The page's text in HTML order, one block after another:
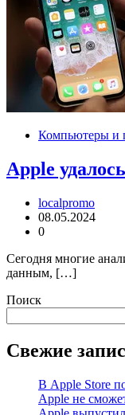
Компьютеры и
Apple
localpromo
08.05.2024
0
Сегодня многие
данным, […]
Поиск
Свежие
В Apple Store
Apple не